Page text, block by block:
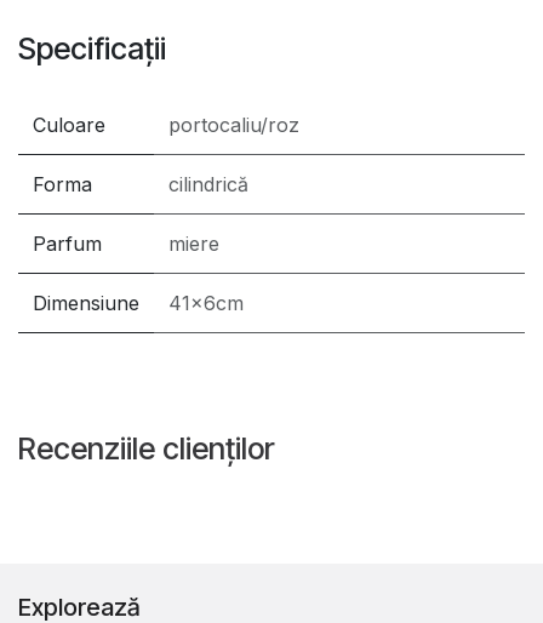
Specificații
Culoare portocaliu/roz
Forma cilindrică
Parfum miere
Dimensiune 41x6cm
Recenziile clienților
Explorează